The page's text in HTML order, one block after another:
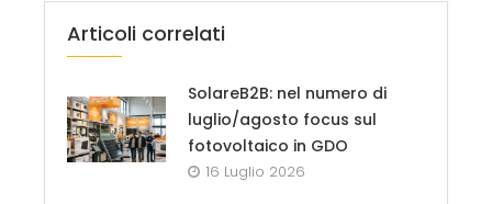
Articoli correlati
SolareB2B: nel numero di
luglio/agosto focus sul
fotovoltaico in GDO
16 Luglio 2026